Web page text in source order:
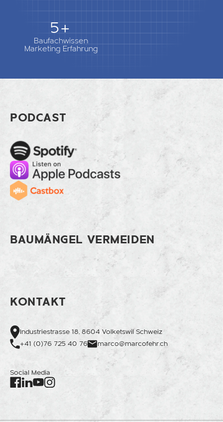
5+
Baufachwissen
Marketing Erfahrung
Footer Heat-Engine
PODCAST
Spotify
Apple Music
Cast
BAUMÄNGEL VERMEIDEN
KONTAKT
Industriestrasse 18, 8604 Volketswil Schweiz
+41 (0)76 725 40 76
marco@marcofehr.ch
Social Media
Facebook
LinkedIn
Youtube
Instagram